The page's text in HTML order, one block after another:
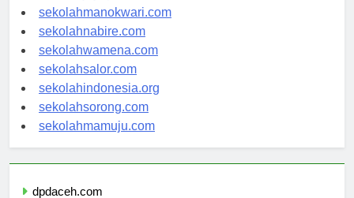
sekolahjayapura.com
sekolahmanokwari.com
sekolahnabire.com
sekolahwamena.com
sekolahsalor.com
sekolahindonesia.org
sekolahsorong.com